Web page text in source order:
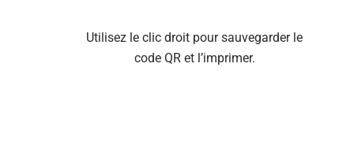
Utilisez le clic droit pour sauvegarder le
code QR et l’imprimer.